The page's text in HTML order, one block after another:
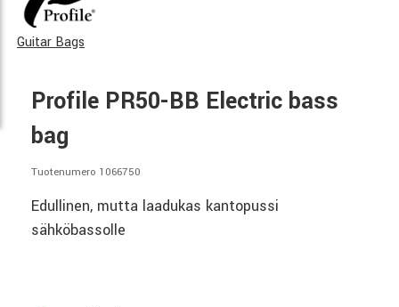
Guitar Bags
Profile PR50-BB Electric bass
bag
Tuotenumero 1066750
Edullinen, mutta laadukas kantopussi
sähköbassolle